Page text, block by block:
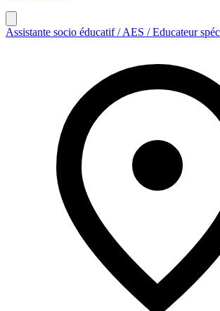
Assistante socio éducatif / AES / Educateur